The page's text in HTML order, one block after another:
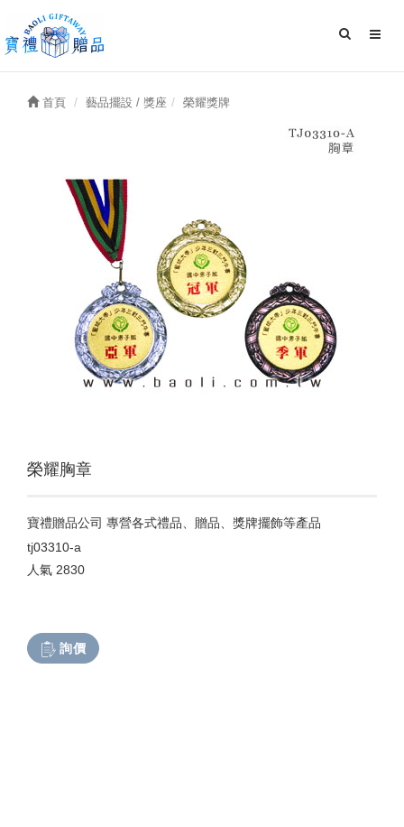
首頁 藝品擺設 / 獎座 榮耀獎牌
榮耀胸章
寶禮贈品公司 專營各式禮品、贈品、獎牌擺飾等產品
tj03310-a
人氣 2830
詢價